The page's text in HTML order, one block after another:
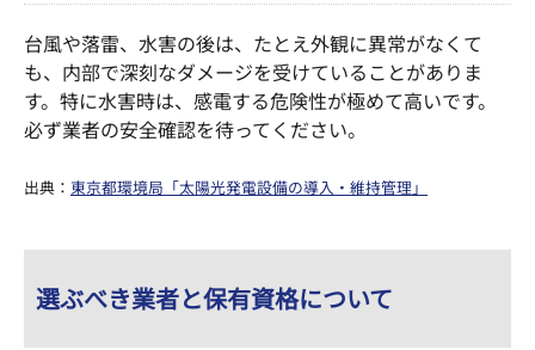
台風や落雷、水害の後は、たとえ外観に異常がなくて
も、内部で深刻なダメージを受けていることがありま
す。特に水害時は、感電する危険性が極めて高いです。
必ず業者の安全確認を待ってください。
出典： 東京都環境局「太陽光発電設備の導入・維持管理」
選ぶべき業者と保有資格について